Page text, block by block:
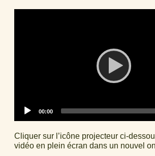
Current
00:00
Cliquer sur l’icône projecteur ci-
vidéo en plein écran dans un nouvel